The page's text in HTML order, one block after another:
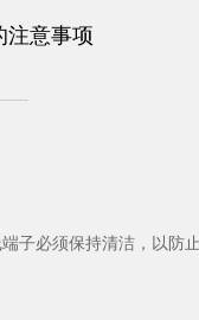
注意事项
子必须保持清洁，以防止